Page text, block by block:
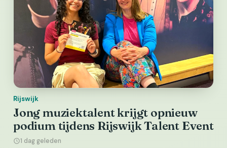
Rijswijk
Jong muziektalent krijgt opnieuw
podium tijdens Rijswijk Talent Event
1 dag geleden